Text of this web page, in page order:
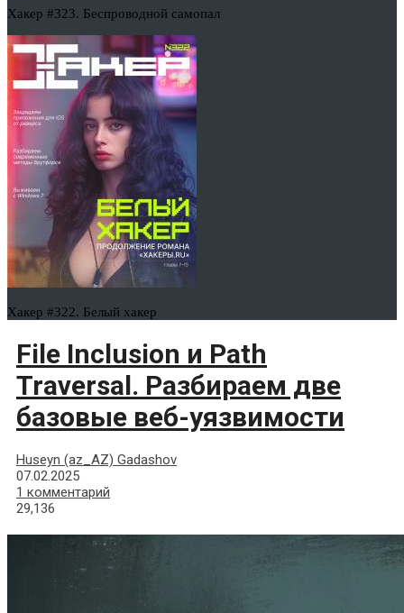
Хакер #323. Беспроводной самопал
Хакер #322. Белый хакер
File Inclusion и Path
Traversal. Разбираем две
базовые веб-уязвимости
Huseyn (az_AZ) Gadashov
07.02.2025
1 комментарий
29,136